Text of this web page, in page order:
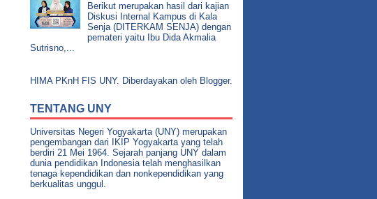
Berikut merupakan hasil dari kajian
Diskusi Internal Kampus di Kala
Senja (DITERKAM SENJA) dengan
pemateri yaitu Ibu Dida Akmalia
Sutrisno,...
HIMA PKnH FIS UNY. Diberdayakan oleh Blogger.
TENTANG UNY
Universitas Negeri Yogyakarta (UNY) merupakan
pengembangan dari IKIP Yogyakarta yang telah
berdiri 21 Mei 1964. Sejarah panjang UNY dalam
dunia pendidikan Indonesia telah menghasilkan
tenaga kependidikan dan nonkependidikan yang
berkualitas unggul.